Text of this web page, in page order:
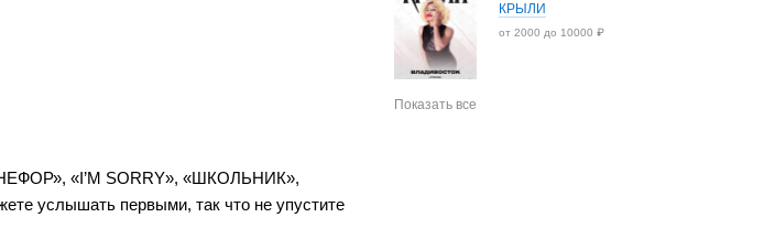
«I’M SORRY», «ШКОЛЬНИК»,
услышать первыми, так что не упустите
КРЫЛИ
от 2000 до 10000 ₽
Показать все